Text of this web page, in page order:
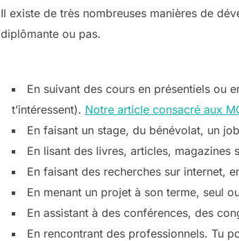
Il existe de très nombreuses manières de
diplômante ou pas.
En suivant des cours en présentiels ou
t’intéressent). Notre article consacré aux
En faisant un stage, du bénévolat, un job
En lisant des livres, articles, magazines
En faisant des recherches sur internet,
En menant un projet à son terme, seul
En assistant à des conférences, des
En rencontrant des professionnels. Tu